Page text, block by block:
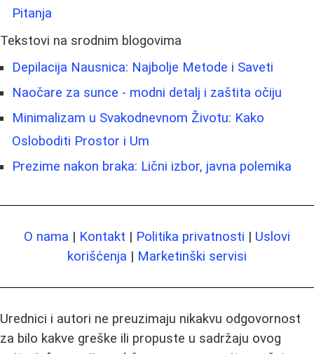
Pitanja
Tekstovi na srodnim blogovima
Depilacija Nausnica: Najbolje Metode i Saveti
Naočare za sunce - modni detalj i zaštita očiju
Minimalizam u Svakodnevnom Životu: Kako
Osloboditi Prostor i Um
Prezime nakon braka: Lični izbor, javna polemika
O nama | Kontakt | Politika privatnosti | Uslovi
korišćenja | Marketinški servisi
Urednici i autori ne preuzimaju nikakvu odgovornost
za bilo kakve greške ili propuste u sadržaju ovog